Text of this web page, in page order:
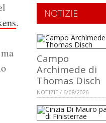
.
NOTIZIE
Campo
Archimede di
Thomas Disch
NOTIZIE / 6/08/2026